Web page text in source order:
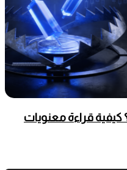
كيفية قراءة معنويات